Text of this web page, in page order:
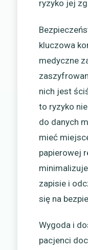
ryzyko jej
kluczowa
medyczne
nich jest
to ryzyko
do danych
mieć
papierowej
zapisie i
się na
Wygoda i
pacjenci